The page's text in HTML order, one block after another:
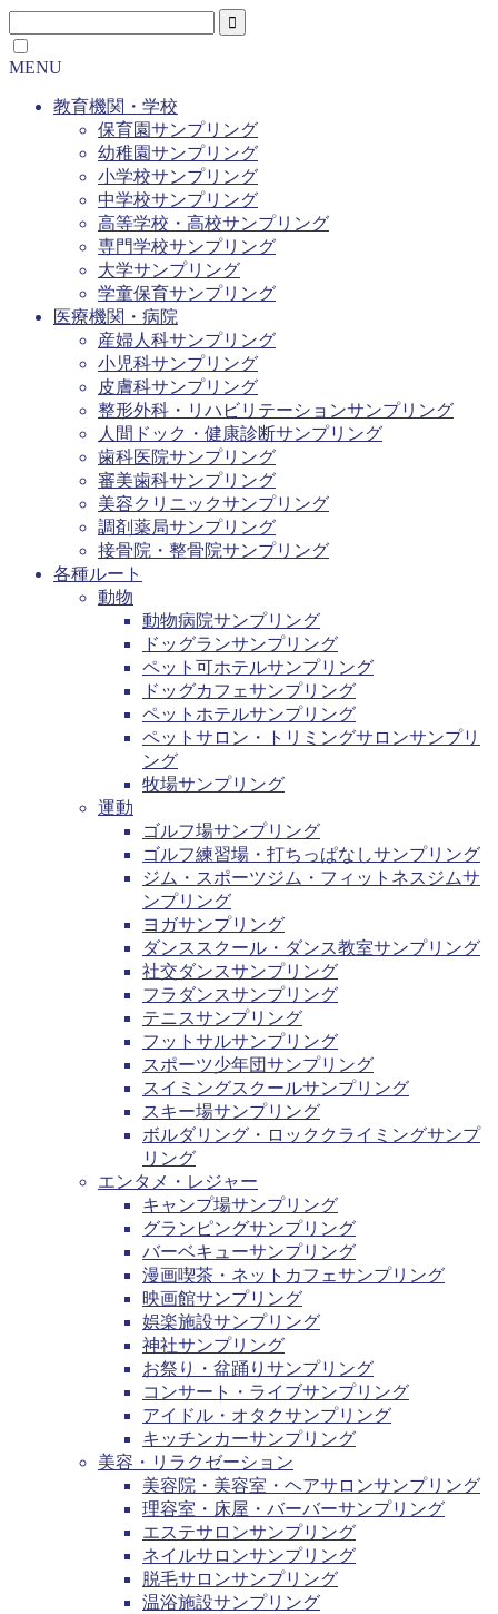
MENU
教育機関・学校
保育園サンプリング
幼稚園サンプリング
小学校サンプリング
中学校サンプリング
高等学校・高校サンプリング
専門学校サンプリング
大学サンプリング
学童保育サンプリング
医療機関・病院
産婦人科サンプリング
小児科サンプリング
皮膚科サンプリング
整形外科・リハビリテーションサンプリング
人間ドック・健康診断サンプリング
歯科医院サンプリング
審美歯科サンプリング
美容クリニックサンプリング
調剤薬局サンプリング
接骨院・整骨院サンプリング
各種ルート
動物
動物病院サンプリング
ドッグランサンプリング
ペット可ホテルサンプリング
ドッグカフェサンプリング
ペットホテルサンプリング
ペットサロン・トリミングサロンサンプリ
ング
牧場サンプリング
運動
ゴルフ場サンプリング
ゴルフ練習場・打ちっぱなしサンプリング
ジム・スポーツジム・フィットネスジムサ
ンプリング
ヨガサンプリング
ダンススクール・ダンス教室サンプリング
社交ダンスサンプリング
フラダンスサンプリング
テニスサンプリング
フットサルサンプリング
スポーツ少年団サンプリング
スイミングスクールサンプリング
スキー場サンプリング
ボルダリング・ロッククライミングサンプ
リング
エンタメ・レジャー
キャンプ場サンプリング
グランピングサンプリング
バーベキューサンプリング
漫画喫茶・ネットカフェサンプリング
映画館サンプリング
娯楽施設サンプリング
神社サンプリング
お祭り・盆踊りサンプリング
コンサート・ライブサンプリング
アイドル・オタクサンプリング
キッチンカーサンプリング
美容・リラクゼーション
美容院・美容室・ヘアサロンサンプリング
理容室・床屋・バーバーサンプリング
エステサロンサンプリング
ネイルサロンサンプリング
脱毛サロンサンプリング
温浴施設サンプリング